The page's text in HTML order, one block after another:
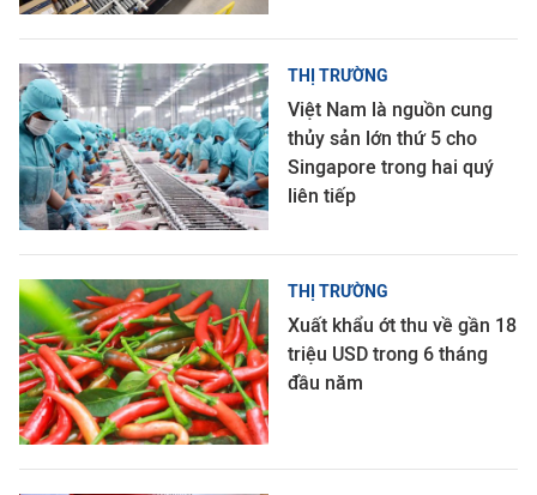
THỊ TRƯỜNG
Việt Nam là nguồn cung
thủy sản lớn thứ 5 cho
Singapore trong hai quý
liên tiếp
THỊ TRƯỜNG
Xuất khẩu ớt thu về gần 18
triệu USD trong 6 tháng
đầu năm